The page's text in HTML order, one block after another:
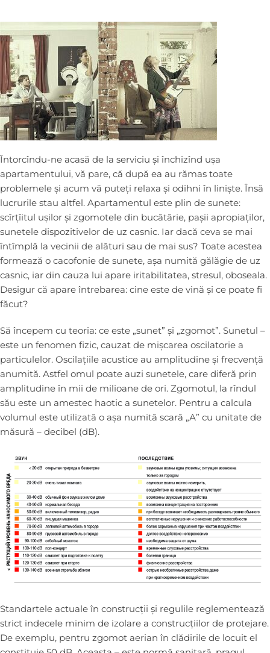
Întorcîndu-ne acasă de la serviciu și închizînd ușa
apartamentului, vă pare, că după ea au rămas toate
problemele și acum vă puteți relaxa și odihni în liniște. Însă
lucrurile stau altfel. Apartamentul este plin de sunete:
scîrțîitul ușilor și zgomotele din bucătărie, pașii apropiaților,
sunetele dispozitivelor de uz casnic. Iar dacă ceva se mai
întîmplă la vecinii de alături sau de mai sus? Toate acestea
formează o cacofonie de sunete, așa numită gălăgie de uz
casnic, iar din cauza lui apare iritabilitatea, stresul, oboseala.
Desigur că apare întrebarea: cine este de vină și ce poate fi
făcut?
Să începem cu teoria: ce este „sunet” și „zgomot”. Sunetul –
este un fenomen fizic, cauzat de mișcarea oscilatorie a
particulelor. Oscilațiile acustice au amplitudine și frecvență
anumită. Astfel omul poate auzi sunetele, care diferă prin
amplitudine în mii de milioane de ori. Zgomotul, la rîndul
său este un amestec haotic a sunetelor. Pentru a calcula
volumul este utilizată o așa numită scară „А” cu unitate de
măsură – decibel (dB).
Standartele actuale în construcții și regulile reglementează
strict indecele minim de izolare a construcțiilor de protejare.
De exemplu, pentru zgomot aerian în clădirile de locuit el